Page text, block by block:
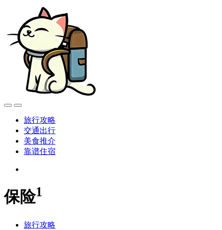
旅行攻略
交通出行
美食推介
靠谱住宿
保险1
旅行攻略